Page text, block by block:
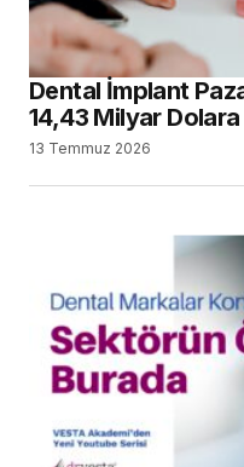
Dental İmplant
14,43 Milyar
13 Temmuz 2026